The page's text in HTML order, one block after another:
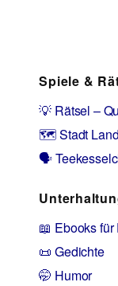
Spiele &
💡 Rätsel –
🗺️ Stadt
🗣️
📖 Ebooks
📜 Gedichte
🤭 Humor